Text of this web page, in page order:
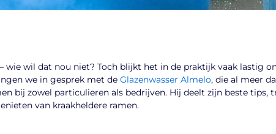
wie wil dat nou niet? Toch blijkt het in de praktijk vaak lastig
we in gesprek met de Glazenwasser Almelo, die al meer
bij zowel particulieren als bedrijven. Hij deelt zijn beste tips,
van kraakheldere ramen.